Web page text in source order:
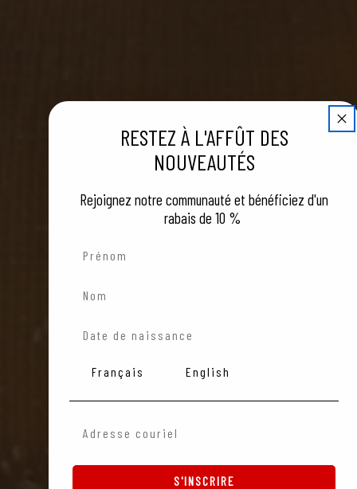
RESTEZ À L'AFFÛT DES
NOUVEAUTÉS
Rejoignez notre communauté et bénéficiez d'un
rabais de 10 %
LangueFrançais English
S'INSCRIRE